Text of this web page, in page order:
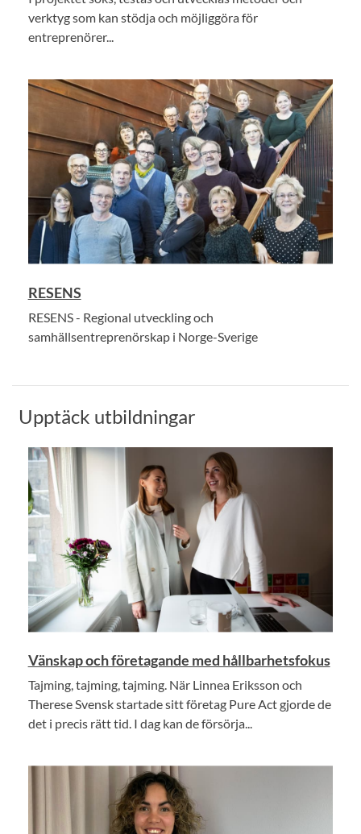
verktyg som kan stödja och möjliggöra för
entreprenörer...
RESENS
RESENS - Regional utveckling och
samhällsentreprenörskap i Norge-Sverige
Upptäck utbildningar
Vänskap och företagande med hållbarhetsfokus
Tajming, tajming, tajming. När Linnea Eriksson och
Therese Svensk startade sitt företag Pure Act gjorde de
det i precis rätt tid. I dag kan de försörja...